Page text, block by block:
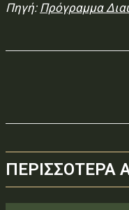
Πηγή: Πρόγραμμα
ΠΕΡΙΣΣΟΤΕΡΑ